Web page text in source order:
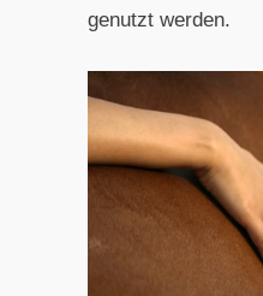
genutzt werden.